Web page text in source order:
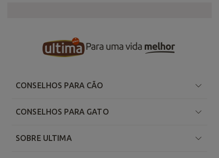
CONSELHOS PARA CÃO
CONSELHOS PARA GATO
SOBRE ULTIMA